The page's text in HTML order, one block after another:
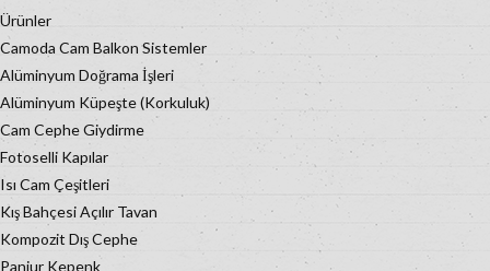
Ürünler
Camoda Cam Balkon Sistemler
Alüminyum Doğrama İşleri
Alüminyum Küpeşte (Korkuluk)
Cam Cephe Giydirme
Fotoselli Kapılar
Isı Cam Çeşitleri
Kış Bahçesi Açılır Tavan
Kompozit Dış Cephe
Panjur Kepenk